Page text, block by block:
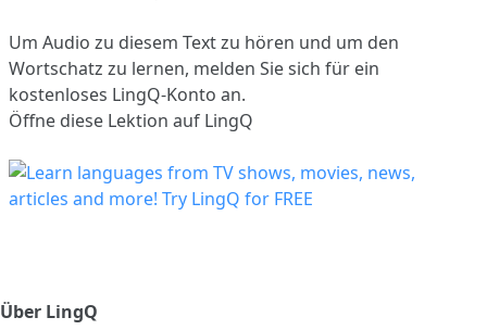
Um Audio zu diesem Text zu hören und um den
Wortschatz zu lernen, melden Sie sich für ein
kostenloses LingQ-Konto an.
Öffne diese Lektion auf LingQ
Über LingQ